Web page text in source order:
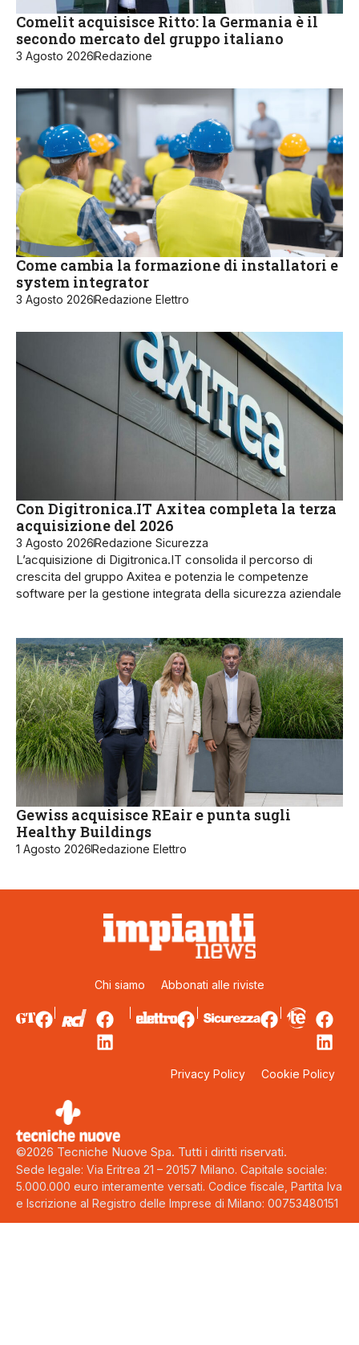
Comelit acquisisce Ritto: la Germania è il
secondo mercato del gruppo italiano
3 Agosto 2026Redazione
Come cambia la formazione di installatori e
system integrator
3 Agosto 2026Redazione Elettro
Con Digitronica.IT Axitea completa la terza
acquisizione del 2026
3 Agosto 2026Redazione Sicurezza
L’acquisizione di Digitronica.IT consolida il percorso di
crescita del gruppo Axitea e potenzia le competenze
software per la gestione integrata della sicurezza aziendale
Gewiss acquisisce REair e punta sugli
Healthy Buildings
1 Agosto 2026Redazione Elettro
Chi siamo Abbonati alle riviste
Privacy Policy Cookie Policy
©2026 Tecniche Nuove Spa. Tutti i diritti riservati.
Sede legale: Via Eritrea 21 – 20157 Milano. Capitale sociale:
5.000.000 euro interamente versati. Codice fiscale, Partita Iva
e Iscrizione al Registro delle Imprese di Milano: 00753480151